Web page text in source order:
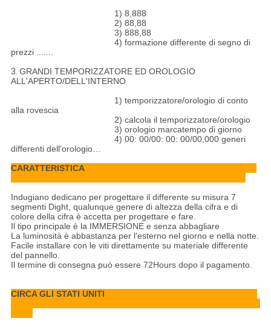
1) 8,888
2) 88,88
3) 888,88
4) formazione differente di segno di
prezzi .......
3. GRANDI TEMPORIZZATORE ED OROLOGIO
ALL'APERTO/DELL'INTERNO
1) temporizzatore/orologio di conto
alla rovescia
2) calcola il temporizzatore/orologio
3) orologio marcatempo di giorno
4) 00: 00/00: 00: 00/00,000 generi
differenti dell'orologio…
CARATTERISTICA
Indugiano dedicano per progettare il differente su misura 7
segmenti Dight, qualunque genere di altezza della cifra e di
colore della cifra è accetta per progettare e fare.
Il tipo principale è la IMMERSIONE e senza abbagliare
La luminosità è abbastanza per l'esterno nel giorno e nella notte.
Facile installare con le viti direttamente su materiale differente
del pannello.
Il termine di consegna può essere 72Hours dopo il pagamento.
CIRCA GLI STATI UNITI